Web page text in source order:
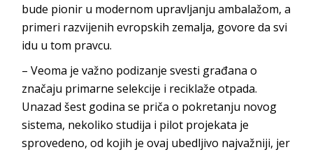
bude pionir u modernom upravljanju ambalažom, a
primeri razvijenih evropskih zemalja, govore da svi
idu u tom pravcu.
– Veoma je važno podizanje svesti građana o
značaju primarne selekcije i reciklaže otpada.
Unazad šest godina se priča o pokretanju novog
sistema, nekoliko studija i pilot projekata je
sprovedeno, od kojih je ovaj ubedljivo najvažniji, jer